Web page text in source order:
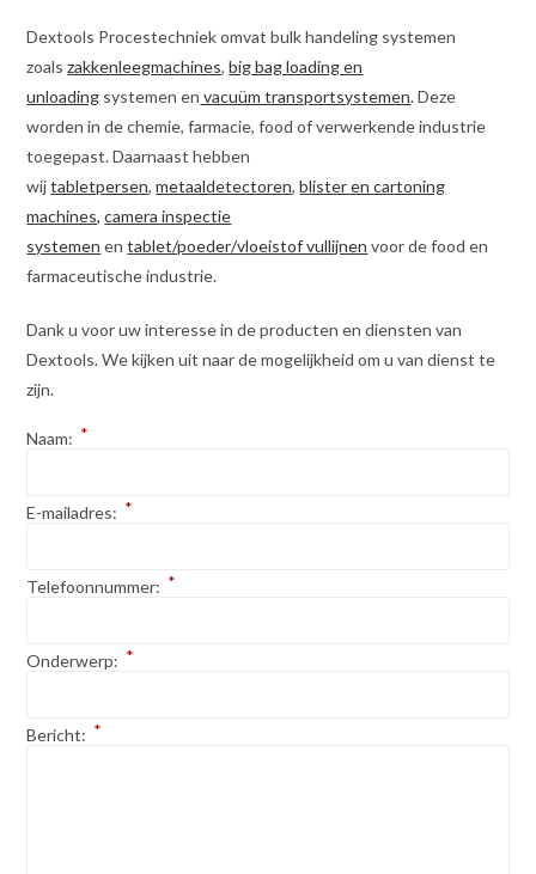
Dextools Procestechniek omvat bulk handeling systemen
zoalszakkenleegmachines,big bag loading en
unloading systemen en vacuüm transportsystemen. Deze
worden in de chemie, farmacie, food of verwerkende industrie
toegepast. Daarnaast hebben
wijtabletpersen,metaaldetectoren,blister en cartoning
machines, camera inspectie
systemen entablet/poeder/vloeistof vullijnen voor de food en
farmaceutische industrie.
Dank u voor uw interesse in de producten en diensten van
Dextools. We kijken uit naar de mogelijkheid om u van dienst te
zijn.
Naam: *
E-mailadres: *
Telefoonnummer: *
Onderwerp: *
Bericht: *